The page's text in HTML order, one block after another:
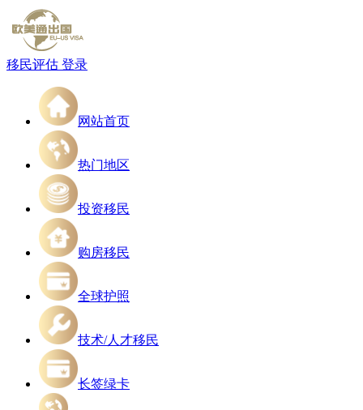
移民评估 登录
网站首页
热门地区
投资移民
购房移民
全球护照
技术/人才移民
长签绿卡